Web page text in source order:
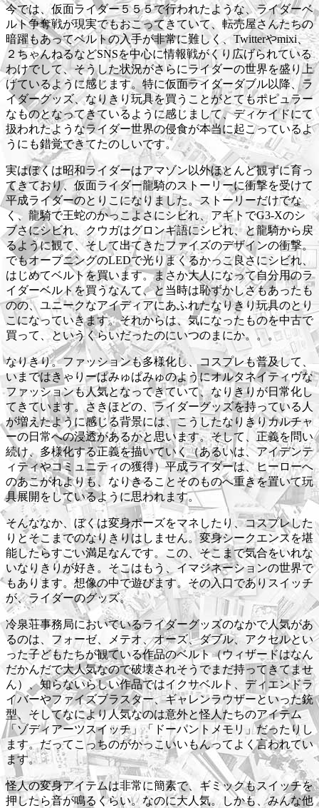
今では、仮面ライダー５５５で行われたような、ライダーベ
ルト争奪戦が現実でもおこってきていて、転売屋さんたちの
暗躍もあってベルトの入手が非常に難しく、Twitterやmixi、
２ちゃんねるなどSNSを中心に情報戦がくり広げられている
わけでして、そうした状況がさらにライダーの世界を盛り上
げているように感じます。特に仮面ライダーダブル以降、ラ
イダーグッズ、なりきり玩具を買うことがとてもポピュラー
なものとなってきているように感じまして、ディケイドにて
扱われたようなライダー世界の侵食が本当に起こっているよ
うにも錯覚できてたのしいです。
実はぼくは昭和ライダーはアマゾン以外ほとんど観ずに育っ
てきており、仮面ライダー龍騎のストーリーに衝撃を受けて
平成ライダーのとりこになりました。ストーリーだけでな
く、龍騎で王蛇のかっこよさにシビれ、アギトでG3-Xのシ
ブさにシビれ、クウガはグロンギ語にシビれ、と龍騎から戻
るように観て、そして出てきたファイズのデザインの衝撃。
でもオープニングのLEDで光りまくるかっこ良さにシビれ、
はじめてベルトを買います。まさか大人になって自分用のラ
イダーベルトを買うなんて、と当時は恥ずかしさもあったも
のの、ユニークなアイディアにあふれたなりきり玩具のとり
こになっていきます。それからは、気になったものを中古で
買って、というくらいだったのにいつのまにか。。。
なりきり。ファッションも多様化し、コスプレも普及して、
いまではきゃりーぱみゅぱみゅのようにオルタネイティヴな
ファッションも人気となってきていて、なりきりが日常化し
てきています。さきほどの、ライダーグッズを持っている人
が増えたように感じる背景には、こうしたなりきりカルチャ
ーの日常への浸透があるかと思います。そして、正義を問い
続け、多様化する正義を描いていく（あるいは、アイデンテ
ィティやコミュニティの獲得）平成ライダーは、ヒーローへ
のあこがれよりも、なりきることそのものへ重きを置いて玩
具展開をしているように思われます。
そんななか、ぼくは変身ポーズをマネしたり、コスプレした
りとそこまでのなりきりはしません。変身シークエンスを堪
能したらすごい満足なんです。この、そこまで気合をいれな
いなりきりが好き。そこはもう、イマジネーションの世界で
もあります。想像の中で遊びます。その入口でありスイッチ
が、ライダーのグッズ。
冷泉荘事務局においているライダーグッズのなかで人気があ
るのは、フォーゼ、メテオ、オーズ、ダブル、アクセルとい
った子どもたちが観ている作品のベルト（ウィザードはなん
だかんだで大人気なので破壊されそうでまだ持ってきてませ
ん）、知らないらしい作品ではイクサベルト、ディエンドラ
イバーやファイズブラスター、ギャレンラウザーといった銃
型、そしてなにより人気なのは意外と怪人たちのアイテム
「ゾディアーツスイッチ」「ドーパントメモリ」だったりし
ます。だってこっちのがかっこいいもんってよく言われてい
ます。
怪人の変身アイテムは非常に簡素で、ギミックもスイッチを
押したら音が鳴るくらい。なのに大人気。しかも、みんな他